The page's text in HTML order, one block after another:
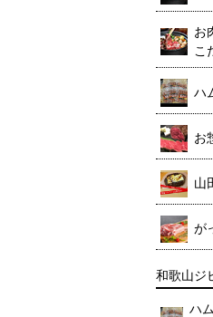
お
こ
ハ
お
山
が
和歌山ジ
ハ